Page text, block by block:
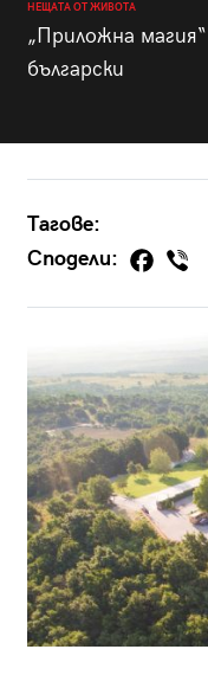
НЕЩАТА ОТ ЖИВОТА
„Приложна
български
Тагове:
Сподели: